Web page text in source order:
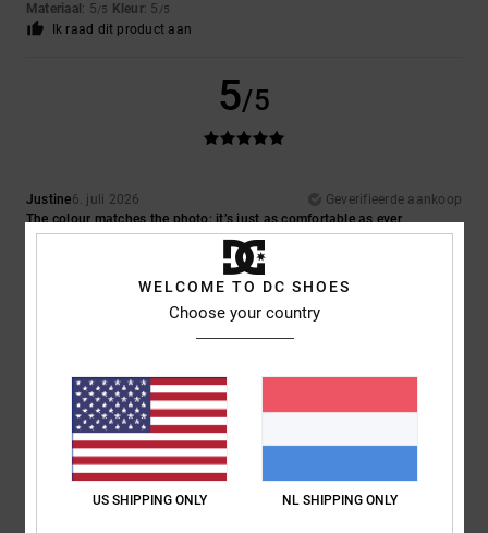
Materiaal : 5/5 Kleur: 5 /5
Ik raad dit product aan
5/5
Justine6. juli 2026
Geverifieerde aankoop
The colour matches the photo; it’s just as comfortable as ever
Comfort: 5 Prijs-kwaliteitverhouding: 5 Maat: Perfecte maat
Ik raad dit product aan
5
4. juli 2026
Geverifieerde aankoop
My wife’s favourite shoes
WELCOME TO DC SHOES
Choose your country
US SHIPPING ONLY NL SHIPPING ONLY